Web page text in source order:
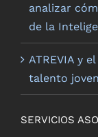
analizar
de la
ATREVIA y
talento
SERVICIOS